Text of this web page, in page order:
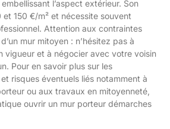
l’aspect extérieur. Son
150 €/m² et nécessite souvent
Attention aux contraintes
mur mitoyen : n’hésitez pas à
vigueur et à négocier avec votre voisin
Pour en savoir plus sur les
risques éventuels liés notamment à
ou aux travaux en mitoyenneté,
ouvrir un mur porteur démarches